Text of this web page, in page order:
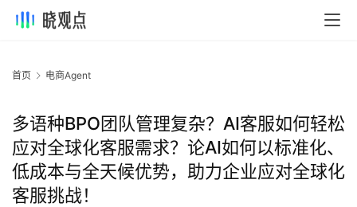
首页 电商Agent
多语种BPO团队管理复杂？AI客服如何轻松
应对全球化客服需求？论AI如何以标准化、
低成本与全天候优势，助力企业应对全球化
客服挑战！